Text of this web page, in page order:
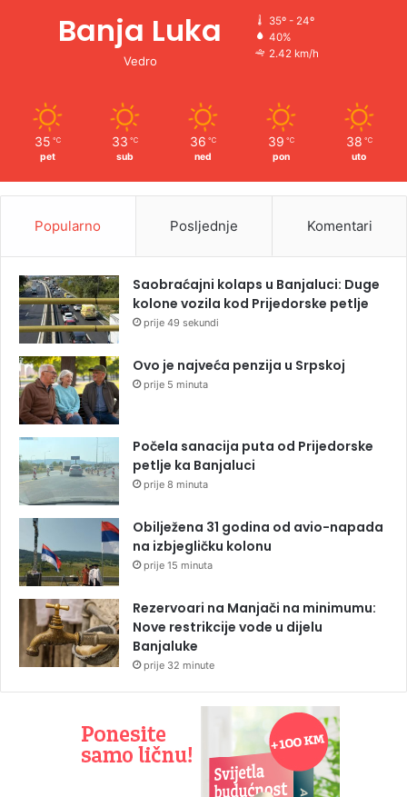
Banja Luka
Vedro
35º - 24º
40%
2.42 km/h
35 ℃
pet
33 ℃
sub
36 ℃
ned
39 ℃
pon
38 ℃
uto
Popularno Posljednje Komentari
Saobraćajni kolaps u Banjaluci: Duge
kolone vozila kod Prijedorske petlje
prije 49 sekundi
Ovo je najveća penzija u Srpskoj
prije 5 minuta
Počela sanacija puta od Prijedorske
petlje ka Banjaluci
prije 8 minuta
Obilježena 31 godina od avio-napada
na izbjegličku kolonu
prije 15 minuta
Rezervoari na Manjači na minimumu:
Nove restrikcije vode u dijelu
Banjaluke
prije 32 minute